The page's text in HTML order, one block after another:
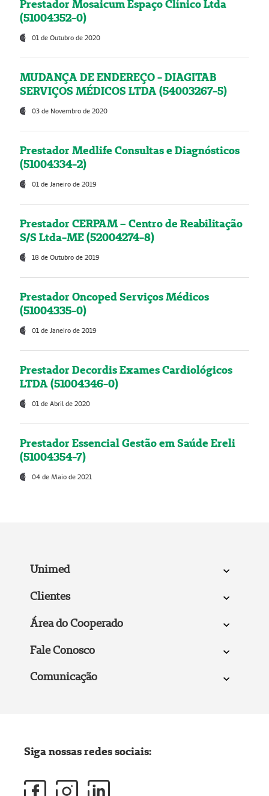
Prestador Mosaicum Espaço Clínico Ltda
(51004352-0)
01 de Outubro de 2020
MUDANÇA DE ENDEREÇO - DIAGITAB
SERVIÇOS MÉDICOS LTDA (54003267-5)
03 de Novembro de 2020
Prestador Medlife Consultas e Diagnósticos
(51004334-2)
01 de Janeiro de 2019
Prestador CERPAM – Centro de Reabilitação
S/S Ltda-ME (52004274-8)
18 de Outubro de 2019
Prestador Oncoped Serviços Médicos
(51004335-0)
01 de Janeiro de 2019
Prestador Decordis Exames Cardiológicos
LTDA (51004346-0)
01 de Abril de 2020
Prestador Essencial Gestão em Saúde Ereli
(51004354-7)
04 de Maio de 2021
Unimed
Clientes
Área do Cooperado
Fale Conosco
Comunicação
Siga nossas redes sociais: